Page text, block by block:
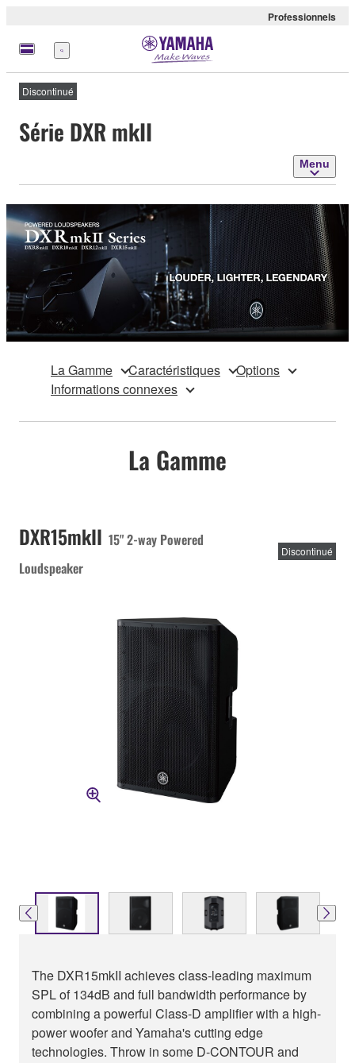
Professionnels
Menu
Discontinué
Série DXR mkII
Menu
La Gamme Caractéristiques
Options
Informations connexes
La Gamme
DXR15mkII 15" 2-way Powered
Loudspeaker
Discontinué
The DXR15mkII achieves class-leading maximum
SPL of 134dB and full bandwidth performance by
combining a powerful Class-D amplifier with a high-
power woofer and Yamaha's cutting edge
technologies. Throw in some D-CONTOUR and